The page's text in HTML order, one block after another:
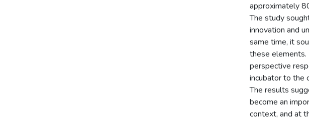
approximately
The study
innovation and
same time, it
these elements.
perspective
incubator to the
The results
become an
context, and at